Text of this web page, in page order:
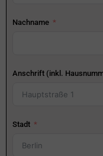
Nachname
Anschrift (inkl.
Stadt